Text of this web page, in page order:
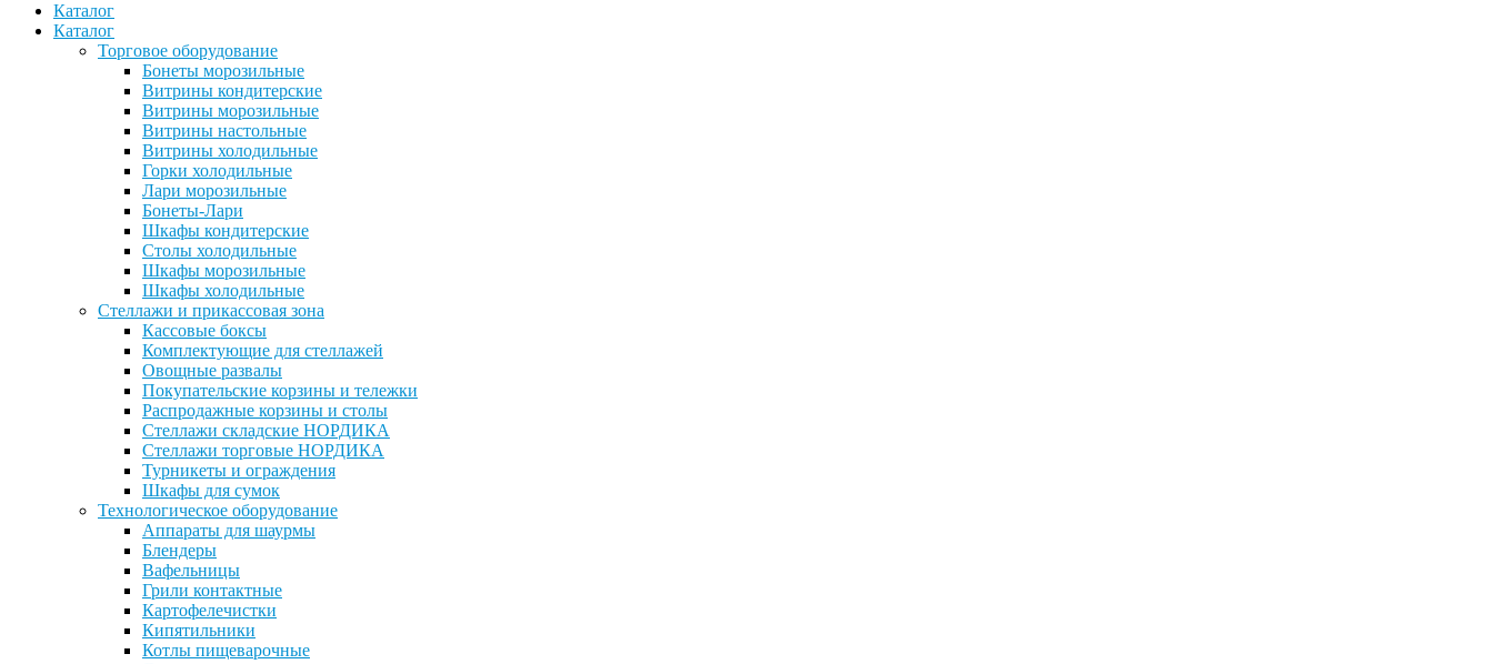
Каталог
Каталог
Торговое оборудование
Бонеты морозильные
Витрины кондитерские
Витрины морозильные
Витрины настольные
Витрины холодильные
Горки холодильные
Лари морозильные
Бонеты-Лари
Шкафы кондитерские
Столы холодильные
Шкафы морозильные
Шкафы холодильные
Стеллажи и прикассовая зона
Кассовые боксы
Комплектующие для стеллажей
Овощные развалы
Покупательские корзины и тележки
Распродажные корзины и столы
Стеллажи складские НОРДИКА
Стеллажи торговые НОРДИКА
Турникеты и ограждения
Шкафы для сумок
Технологическое оборудование
Аппараты для шаурмы
Блендеры
Вафельницы
Грили контактные
Картофелечистки
Кипятильники
Котлы пищеварочные